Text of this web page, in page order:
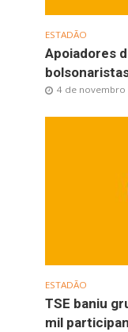
ESTADÃO
Apoiadores
4 de novembro
ESTADÃO
TSE baniu
mil